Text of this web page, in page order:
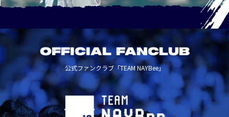
OFFICIAL FANCLUB
公式ファンクラブ「TEAM NAYBee」